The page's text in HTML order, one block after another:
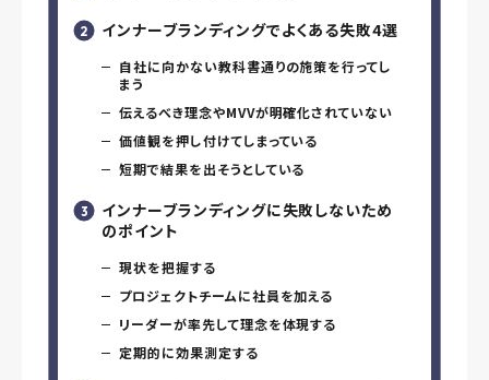
インナーブランディングでよくある失敗4選
自社に向かない教科書通りの施策を行ってし
まう
伝えるべき理念やMVVが明確化されていない
価値観を押し付けてしまっている
短期で結果を出そうとしている
インナーブランディングに失敗しないため
のポイント
現状を把握する
プロジェクトチームに社員を加える
リーダーが率先して理念を体現する
定期的に効果測定する